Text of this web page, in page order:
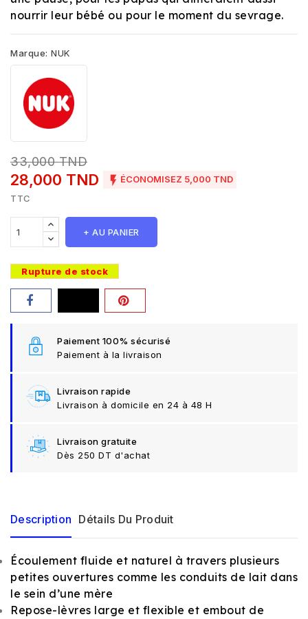
nourrir leur bébé ou pour le moment du sevrage.
Marque: NUK
33,000 TND
28,000 TND  ÉCONOMISEZ 5,000 TND
TTC
+ AU PANIER
Rupture de stock
Paiement 100% sécurisé
Paiement à la livraison
Livraison rapide
Livraison à domicile en 24 à 48 H
Livraison gratuite
Dès 250 DT d'achat
Description Détails Du Produit
Écoulement fluide et naturel à travers plusieurs
petites ouvertures comme les conduits de lait dans
le sein d’une mère
Repose-lèvres large et flexible et embout de